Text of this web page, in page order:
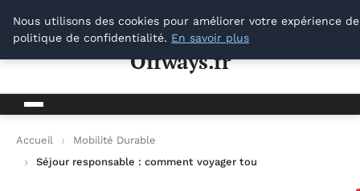
Offways.fr
Offways.fr
Accueil
Mobilité Durable
Séjour responsable : comment voyager tout en préservant
Nous utilisons des cookies pour améliorer votre expérience
politique de confidentialité. En savoir plus